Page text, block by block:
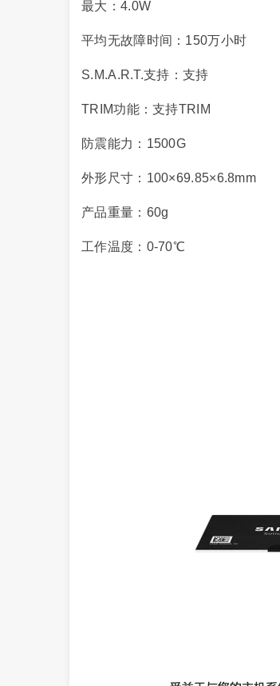
最大：4.0W
平均无故障时间：150万小时
S.M.A.R.T.支持：支持
TRIM功能：支持TRIM
防震能力：1500G
外形尺寸：100×69.85×6.8mm
产品重量：60g
工作温度：0-70℃